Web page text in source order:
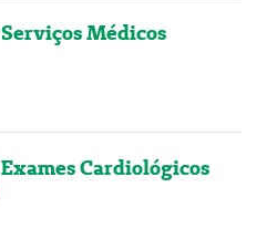
Médicos
Cardiológicos